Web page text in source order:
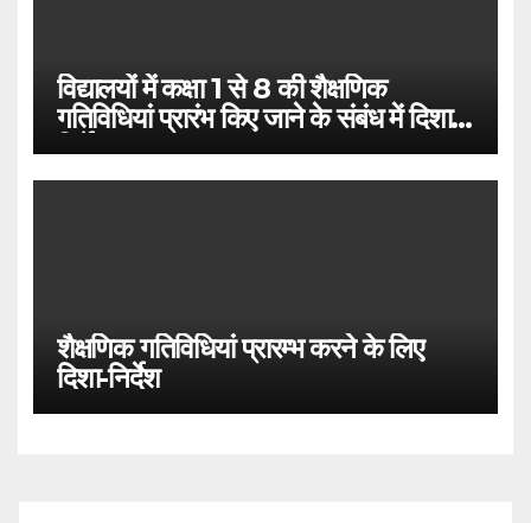
विद्यालयों में कक्षा 1 से 8 की शैक्षणिक
गतिविधियां प्रारंभ किए जाने के संबंध में दिशा
निर्देश
शैक्षणिक गतिविधियां प्रारम्भ करने के लिए
दिशा-निर्देश